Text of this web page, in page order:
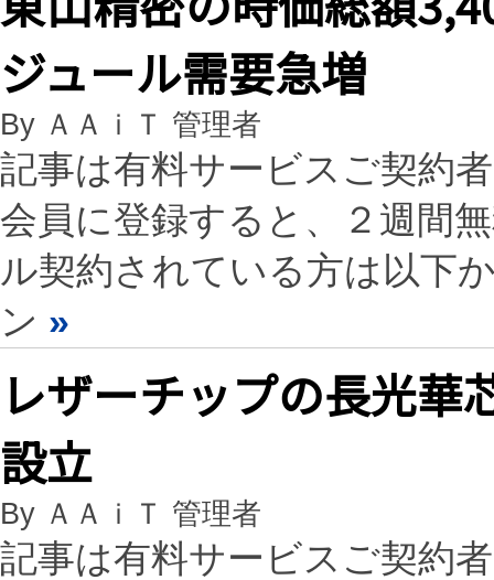
ジュール需要急増
By ＡＡｉＴ 管理者
記事は有料サービスご契約
会員に登録すると、２週間
ル契約されている方は以下
ン »
レザーチップの長光華
設立
By ＡＡｉＴ 管理者
記事は有料サービスご契約